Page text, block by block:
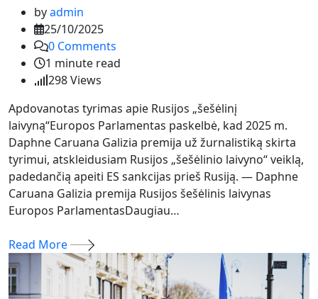
byadmin
25/10/2025
0 Comments
1 minute read
298Views
Apdovanotas tyrimas apie Rusijos „šešėlinį
laivyną“Europos Parlamentas paskelbė, kad 2025 m.
Daphne Caruana Galizia premija už žurnalistiką skirta
tyrimui, atskleidusiam Rusijos „šešėlinio laivyno“ veiklą,
padedančią apeiti ES sankcijas prieš Rusiją. — Daphne
Caruana Galizia premija Rusijos šešėlinis laivynas
Europos ParlamentasDaugiau…
Read More